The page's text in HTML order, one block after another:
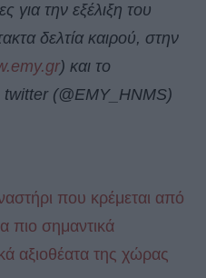
για την εξέλιξη του
δελτία καιρού, στην
) και το
(@EMY_HNMS)
που κρέμεται από
πιο σημαντικά
αξιοθέατα της χώρας